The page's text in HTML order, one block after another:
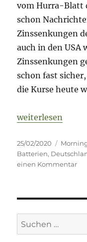
vom Hurra-Blatt
schon
Zinssenkungen
auch in den USA
Zinssenkungen
schon fast
die Kurse heute
„Morning
weiterlesen
Veröffentlicht
am
25/02/2020
Batterien,
einen Kommentarzu
–
Suche
nach: